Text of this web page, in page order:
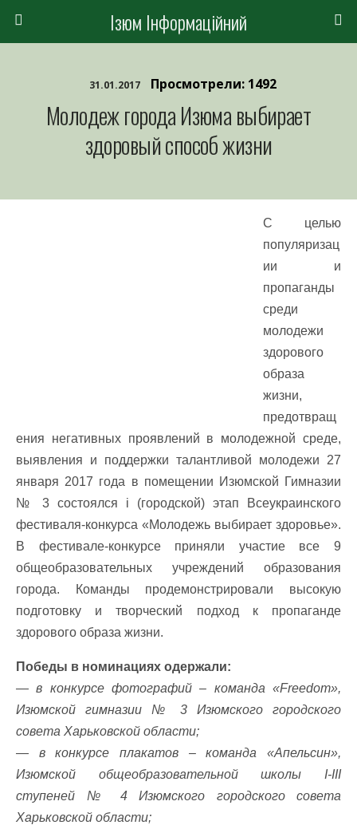
Ізюм Інформаційний
31.01.2017 Просмотрели: 1492
Молодеж города Изюма выбирает
здоровый способ жизни
С целью
популяризац
ии и
пропаганды
среди
молодежи
здорового
образа
жизни,
предотвращ
ения негативных проявлений в молодежной среде,
выявления и поддержки талантливой молодежи 27
января 2017 года в помещении Изюмской Гимназии
№ 3 состоялся i (городской) этап Всеукраинского
фестиваля-конкурса «Молодежь выбирает здоровье».
В фестивале-конкурсе приняли участие все 9
общеобразовательных учреждений образования
города. Команды продемонстрировали высокую
подготовку и творческий подход к пропаганде
здорового образа жизни.
Победы в номинациях одержали:
— в конкурсе фотографий – команда «Freedom»,
Изюмской гимназии № 3 Изюмского городского
совета Харьковской области;
— в конкурсе плакатов – команда «Апельсин»,
Изюмской общеобразовательной школы І-ІІІ
ступеней № 4 Изюмского городского совета
Харьковской области;